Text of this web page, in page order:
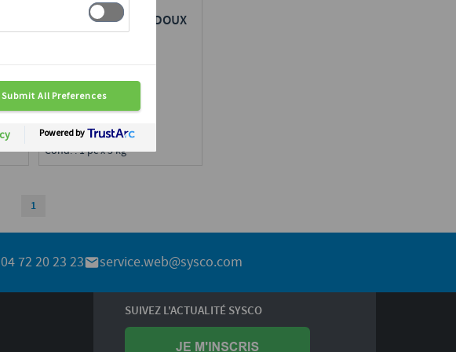
MOTTE DE BEURRE DOUX
Disponible en région :
Rhône-Alpes
Cond. : 1 pc x 5 kg
1
04 72 20 23 23 service.web@sysco.com
SUIVEZ L'ACTUALITÉ SYSCO